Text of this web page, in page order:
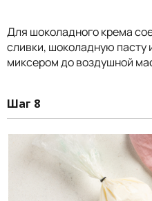
Для шоколадного крема
сливки, шоколадную пасту
миксером до воздушной
Шаг 8